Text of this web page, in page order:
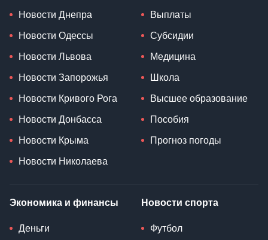
Новости Днепра
Новости Одессы
Новости Львова
Новости Запорожья
Новости Кривого Рога
Новости Донбасса
Новости Крыма
Новости Николаева
Выплаты
Субсидии
Медицина
Школа
Высшее образование
Пособия
Прогноз погоды
Экономика и финансы
Деньги
Новости спорта
Футбол